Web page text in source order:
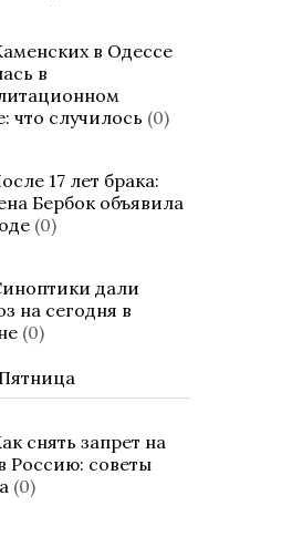
в Одессе
в
что случилось (0)
17 лет брака:
Бербок объявила
(0)
дали
на сегодня в
(0)
снять запрет на
Россию: советы
(0)